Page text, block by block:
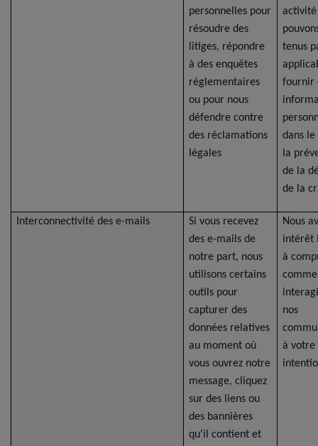
personnelles pour
résoudre des
litiges, répondre
à des enquêtes
réglementaires
ou pour nous
défendre contre
des réclamations
légales
activité
tenus
fournir
dans
la
de la
de la
Interconnectivité des e-mails
Si vous recevez
des e-mails de
notre part, nous
utilisons certains
outils pour
capturer des
données relatives
au moment où
vous ouvrez notre
message, cliquez
sur des liens ou
des bannières
qu'il contient et
Nous
intérêt
à
nos
à votre